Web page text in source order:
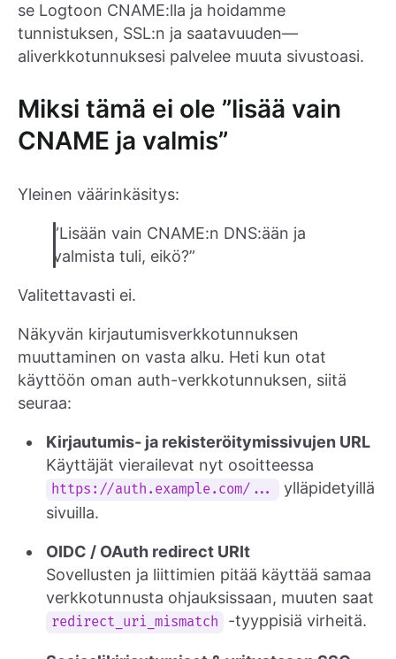
se Logtoon CNAME:lla ja hoidamme
tunnistuksen, SSL:n ja saatavuuden—
aliverkkotunnuksesi palvelee muuta sivustoasi.
Miksi tämä ei ole ”lisää vain
CNAME ja valmis”
Yleinen väärinkäsitys:
”Lisään vain CNAME:n DNS:ään ja
valmista tuli, eikö?”
Valitettavasti ei.
Näkyvän kirjautumisverkkotunnuksen
muuttaminen on vasta alku. Heti kun otat
käyttöön oman auth-verkkotunnuksen, siitä
seuraa:
Kirjautumis- ja rekisteröitymissivujen URL
Käyttäjät vierailevat nyt osoitteessa
https://auth.example.com/...
ylläpidetyillä
sivuilla.
OIDC / OAuth redirect URIt
Sovellusten ja liittimien pitää käyttää samaa
verkkotunnusta ohjauksissaan, muuten saat
redirect_uri_mismatch -tyyppisiä virheitä.